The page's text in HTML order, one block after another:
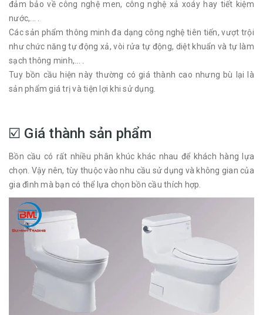
đảm bảo về công nghệ men, công nghệ xả xoáy hay tiết kiệm
nước,... .
Các sản phẩm thông minh đa dạng công nghệ tiên tiến, vượt trội
như chức năng tự động xả, vòi rửa tự động, diệt khuẩn và tự làm
sạch thông minh,... .
Tuy bồn cầu hiện này thường có giá thành cao nhưng bù lại là
sản phẩm giá trị và tiện lợi khi sử dụng.
☑️ Giá thành sản phẩm
Bồn cầu có rất nhiều phân khúc khác nhau để khách hàng lựa
chọn. Vậy nên, tùy thuộc vào nhu cầu sử dụng và không gian của
gia đình mà bạn có thể lựa chọn bồn cầu thích hợp.